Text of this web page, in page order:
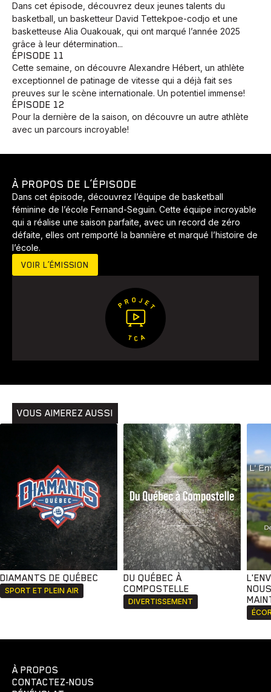
Animaux Avenir Bingo
Dans cet épisode, découvrez deux jeunes talents du
basketball, un basketteur David Tettekpoe-codjo et une
basketteuse Alia Ouakouak, qui ont marqué l’année 2025
grâce à leur détermination...
ÉPISODE 11
Cette semaine, on découvre Alexandre Hébert, un athlète
exceptionnel de patinage de vitesse qui a déjà fait ses
preuves sur le scène internationale. Un potentiel immense!
ÉPISODE 12
Pour la dernière de la saison, on découvre un autre athlète
avec un parcours incroyable!
À PROPOS DE L’ÉPISODE
Dans cet épisode, découvrez l’équipe de basketball
féminine de l’école Fernand-Seguin. Cette équipe incroyable
qui a réalise une saison parfaite, avec un record de zéro
défaite, elles ont remporté la bannière et marqué l’histoire de
l’école.
VOIR L’ÉMISSION
VOUS AIMEREZ AUSSI
DIAMANTS DE QUÉBEC
SPORT ET PLEIN AIR
DU QUÉBEC À
COMPOSTELLE
DIVERTISSEMENT
À PROPOS
CONTACTEZ-NOUS